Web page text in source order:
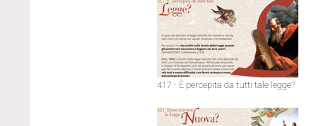
417 - È percepita da tutti tale legge?